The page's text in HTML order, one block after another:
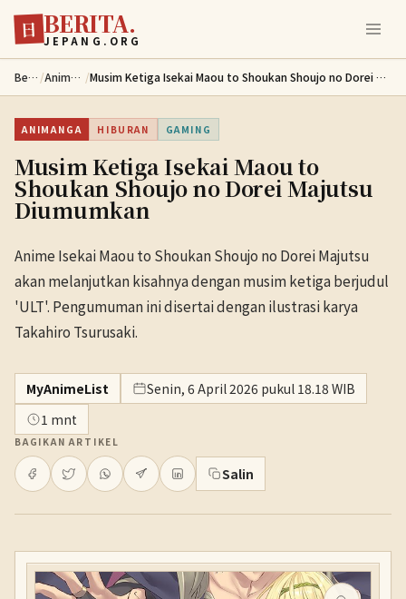
Lewati ke konten utama
日 BERITA.
JEPANG.ORG
Berita / Animanga / Musim Ketiga Isekai Maou to Shoukan Shoujo no Dorei Majutsu Diumumkan
ANIMANGA HIBURAN GAMING
Musim Ketiga Isekai Maou to
Shoukan Shoujo no Dorei Majutsu
Diumumkan
Anime Isekai Maou to Shoukan Shoujo no Dorei Majutsu
akan melanjutkan kisahnya dengan musim ketiga berjudul
'ULT'. Pengumuman ini disertai dengan ilustrasi karya
Takahiro Tsurusaki.
MyAnimeList
Senin, 6 April 2026 pukul 18.18 WIB
1 mnt
BAGIKAN ARTIKEL
Salin